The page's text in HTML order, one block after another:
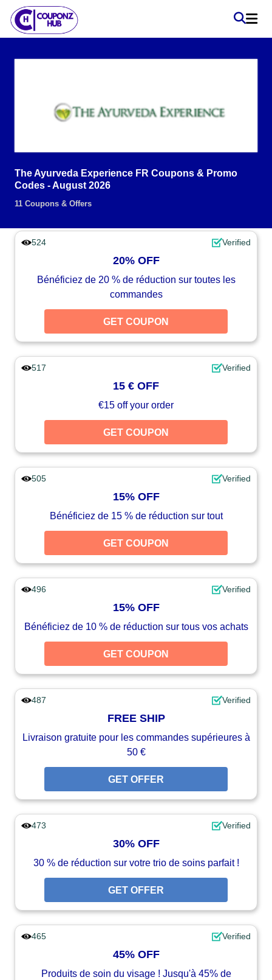
The Ayurveda Experience FR Coupons & Promo
Codes - August 2026
11 Coupons & Offers
524 Verified
20% OFF
Bénéficiez de 20 % de réduction sur toutes les
commandes
GET COUPON
517 Verified
15 € OFF
€15 off your order
GET COUPON
505 Verified
15% OFF
Bénéficiez de 15 % de réduction sur tout
GET COUPON
496 Verified
15% OFF
Bénéficiez de 10 % de réduction sur tous vos achats
GET COUPON
487 Verified
FREE SHIP
Livraison gratuite pour les commandes supérieures à
50 €
GET OFFER
473 Verified
30% OFF
30 % de réduction sur votre trio de soins parfait !
GET OFFER
465 Verified
45% OFF
Produits de soin du visage ! Jusqu'à 45% de